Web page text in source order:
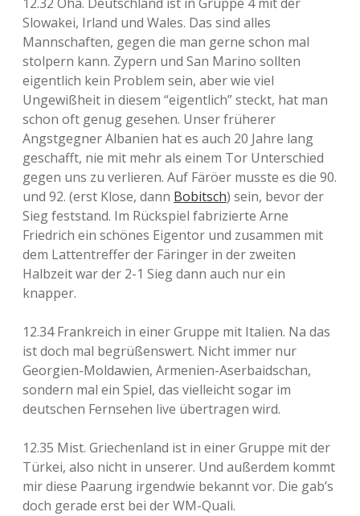
Slowakei, Irland und Wales. Das sind alles
Mannschaften, gegen die man gerne schon mal
stolpern kann. Zypern und San Marino sollten
eigentlich kein Problem sein, aber wie viel
Ungewißheit in diesem “eigentlich” steckt, hat man
schon oft genug gesehen. Unser früherer
Angstgegner Albanien hat es auch 20 Jahre lang
geschafft, nie mit mehr als einem Tor Unterschied
gegen uns zu verlieren. Auf Färöer musste es die 90.
und 92. (erst Klose, dann Bobitsch) sein, bevor der
Sieg feststand. Im Rückspiel fabrizierte Arne
Friedrich ein schönes Eigentor und zusammen mit
dem Lattentreffer der Färinger in der zweiten
Halbzeit war der 2-1 Sieg dann auch nur ein
knapper.
12.34 Frankreich in einer Gruppe mit Italien. Na das
ist doch mal begrüßenswert. Nicht immer nur
Georgien-Moldawien, Armenien-Aserbaidschan,
sondern mal ein Spiel, das vielleicht sogar im
deutschen Fernsehen live übertragen wird.
12.35 Mist. Griechenland ist in einer Gruppe mit der
Türkei, also nicht in unserer. Und außerdem kommt
mir diese Paarung irgendwie bekannt vor. Die gab’s
doch gerade erst bei der WM-Quali.